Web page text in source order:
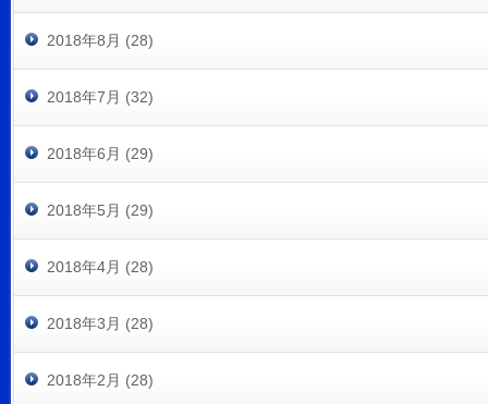
2018年8月 (28)
2018年7月 (32)
2018年6月 (29)
2018年5月 (29)
2018年4月 (28)
2018年3月 (28)
2018年2月 (28)